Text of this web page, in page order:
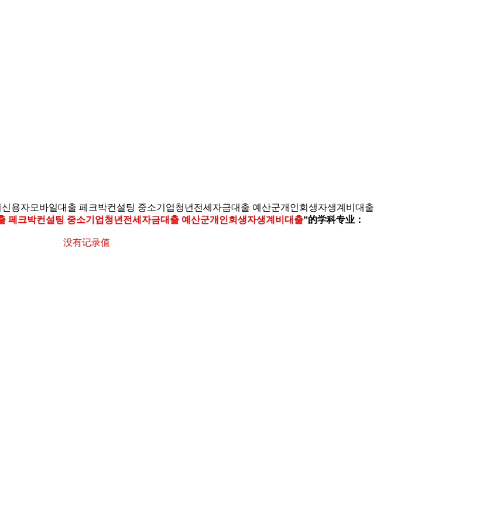
용자모바일대출 페크박컨설팅 중소기업청년전세자금대출 예산군개인회생자생계비대출
페크박컨설팅 중소기업청년전세자금대출 예산군개인회생자생계비대출”的学科专业：
没有记录值